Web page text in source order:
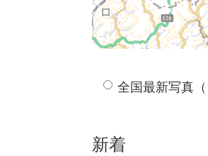
全国最新写真
新着